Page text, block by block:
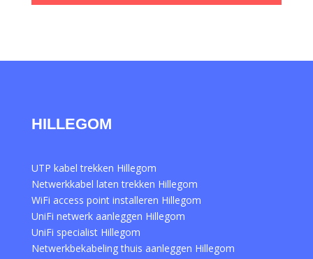
HILLEGOM
UTP kabel trekken Hillegom
Netwerkkabel laten trekken Hillegom
WiFi access point installeren Hillegom
UniFi netwerk aanleggen Hillegom
UniFi specialist Hillegom
Netwerkbekabeling thuis aanleggen Hillegom